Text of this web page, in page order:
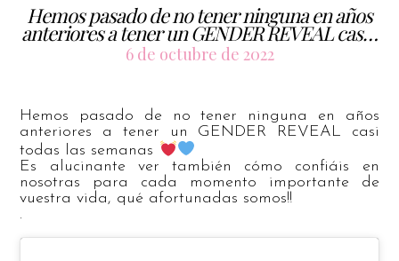
Hemos pasado de no tener ninguna en años
anteriores a tener un GENDER REVEAL cas…
6 de octubre de 2022
Hemos pasado de no tener ninguna en años
anteriores a tener un GENDER REVEAL casi
todas las semanas
Es alucinante ver también cómo confiáis en
nosotras para cada momento importante de
vuestra vida, qué afortunadas somos!!
.